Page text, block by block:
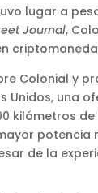
lugar a
Journal,
Colonial y
Unidos, una
kilómetros
potencia
de la